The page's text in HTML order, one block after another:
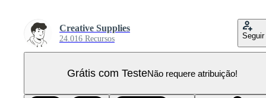
Creative Supplies
24.016 Recursos Seguir
Grátis com TesteNão requere atribuição!